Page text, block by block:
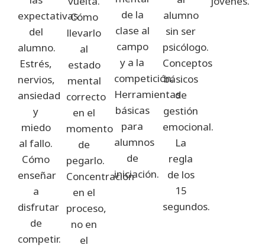
expectativas
del
alumno.
Estrés,
nervios,
ansiedad
y
miedo
al fallo.
Cómo
enseñar
a
disfrutar
de
competir.
Cómo
llevarlo
al
estado
mental
correcto
en el
momento
de
pegarlo.
Concentración
en el
proceso,
no en
el
de la
clase al
campo
y a la
competición.
Herramientas
básicas
para
alumnos
de
iniciación.
alumno
sin ser
psicólogo.
Conceptos
básicos
de
gestión
emocional.
La
regla
de los
15
segundos.